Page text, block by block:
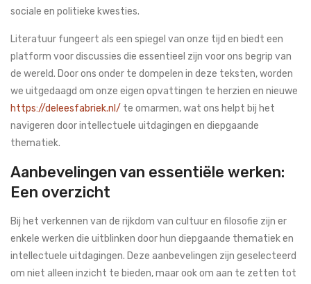
sociale en politieke kwesties.
Literatuur fungeert als een spiegel van onze tijd en biedt een
platform voor discussies die essentieel zijn voor ons begrip van
de wereld. Door ons onder te dompelen in deze teksten, worden
we uitgedaagd om onze eigen opvattingen te herzien en nieuwe
https://deleesfabriek.nl/ te omarmen, wat ons helpt bij het
navigeren door intellectuele uitdagingen en diepgaande
thematiek.
Aanbevelingen van essentiële werken:
Een overzicht
Bij het verkennen van de rijkdom van cultuur en filosofie zijn er
enkele werken die uitblinken door hun diepgaande thematiek en
intellectuele uitdagingen. Deze aanbevelingen zijn geselecteerd
om niet alleen inzicht te bieden, maar ook om aan te zetten tot